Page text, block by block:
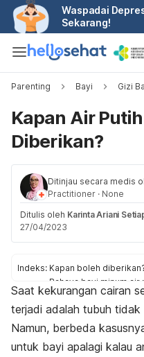
Waspadai
Sekarang!
Parenting Bayi Gizi
Kapan Air
Diberikan?
Ditinjau secara medis
Practitioner · None
Ditulis oleh Karinta Ariani
27/04/2023
Indeks: Kapan boleh
Bahaya bayi minum air
Panduan pemberian
Saat kekurangan cairan
terjadi adalah tubuh
Namun, berbeda
untuk bayi apalagi kalau